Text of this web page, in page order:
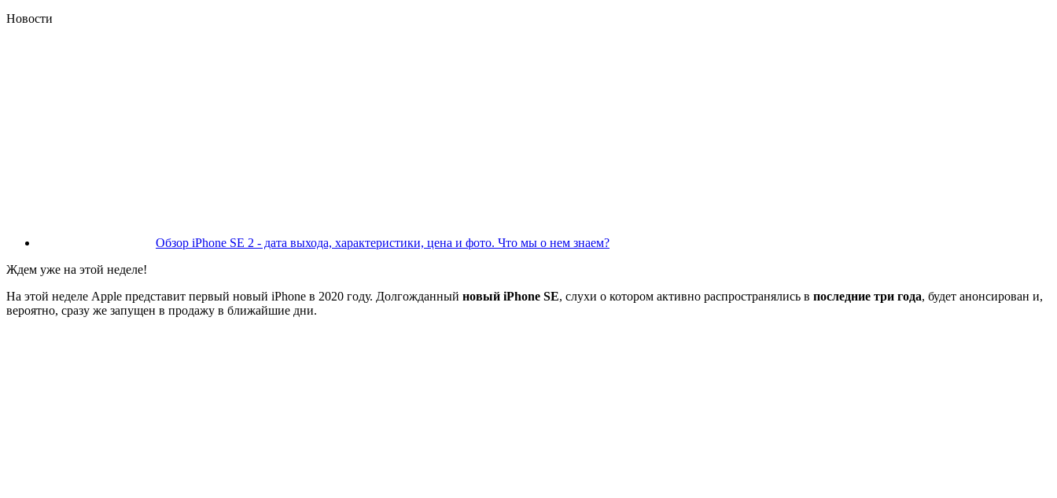
Новости
Обзор iPhone SE 2 - дата выхода, характеристики, цена и фото. Что мы о нем знаем?
Ждем уже на этой неделе!
На этой неделе Apple представит первый новый iPhone в 2020 году. Долгожданный новый iPhone SE, слухи о котором активно распространялись в последние три года, будет анонсирован и,
вероятно, сразу же запущен в продажу в ближайшие дни.